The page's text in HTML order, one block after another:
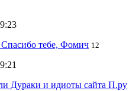
тебе, Фомич 12
Дураки и идиоты сайта П.ру